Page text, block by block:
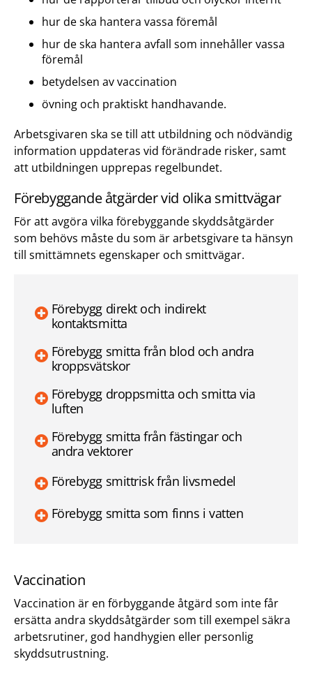
hur de ska hantera vassa föremål
hur de ska hantera avfall som innehåller vassa
föremål
betydelsen av vaccination
övning och praktiskt handhavande.
Arbetsgivaren ska se till att utbildning och nödvändig
information uppdateras vid förändrade risker, samt
att utbildningen upprepas regelbundet.
Förebyggande åtgärder vid olika smittvägar
För att avgöra vilka förebyggande skyddsåtgärder
som behövs måste du som är arbetsgivare ta hänsyn
till smittämnets egenskaper och smittvägar.
Förebygg direkt och indirekt
kontaktsmitta
Förebygg smitta från blod och andra
kroppsvätskor
Förebygg droppsmitta och smitta via
luften
Förebygg smitta från fästingar och
andra vektorer
Förebygg smittrisk från livsmedel
Förebygg smitta som finns i vatten
Vaccination
Vaccination är en förbyggande åtgärd som inte får
ersätta andra skyddsåtgärder som till exempel säkra
arbetsrutiner, god handhygien eller personlig
skyddsutrustning.